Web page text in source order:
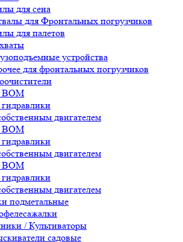
для сена
для Фронтальных погрузчиков
для палетов
устройства
для фронтальных погрузчиков
ВОМ
гидравлики
двигателем
ВОМ
гидравлики
двигателем
ВОМ
гидравлики
двигателем
подметальные
/ Культиваторы
садовые